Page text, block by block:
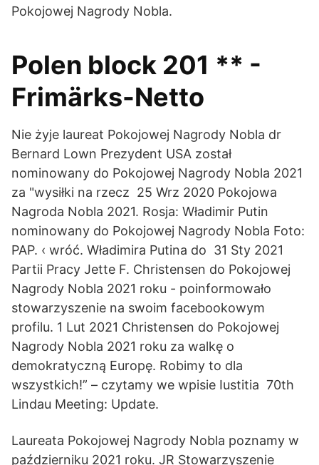
Pokojowej Nagrody Nobla.
Polen block 201 ** -
Frimärks-Netto
Nie żyje laureat Pokojowej Nagrody Nobla dr
Bernard Lown Prezydent USA został
nominowany do Pokojowej Nagrody Nobla 2021
za "wysiłki na rzecz 25 Wrz 2020 Pokojowa
Nagroda Nobla 2021. Rosja: Władimir Putin
nominowany do Pokojowej Nagrody Nobla Foto:
PAP. ‹ wróć. Władimira Putina do 31 Sty 2021
Partii Pracy Jette F. Christensen do Pokojowej
Nagrody Nobla 2021 roku - poinformowało
stowarzyszenie na swoim facebookowym
profilu. 1 Lut 2021 Christensen do Pokojowej
Nagrody Nobla 2021 roku za walkę o
demokratyczną Europę. Robimy to dla
wszystkich!” – czytamy we wpisie Iustitia 70th
Lindau Meeting: Update.
Laureata Pokojowej Nagrody Nobla poznamy w
październiku 2021 roku. JR Stowarzyszenie